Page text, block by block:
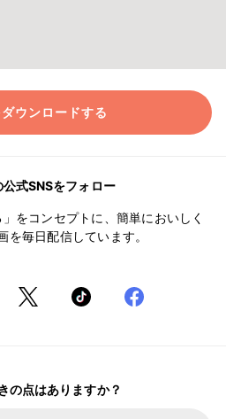
ウンロードする
式SNSをフォロー
をコンセプトに、簡単においしく
を毎日配信しています。
の点はありますか？